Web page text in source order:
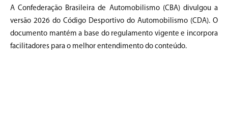
A Confederação Brasileira de Automobilismo (CBA) divulgou a
versão 2026 do Código Desportivo do Automobilismo (CDA). O
documento mantém a base do regulamento vigente e incorpora
facilitadores para o melhor entendimento do conteúdo.